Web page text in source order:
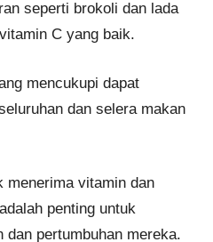
seperti brokoli dan lada
C yang baik.
mencukupi dapat
dan selera makan
menerima vitamin dan
penting untuk
dan pertumbuhan mereka.